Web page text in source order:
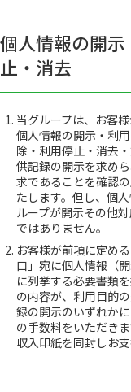
個人情報の開
止・消去
当グループは、お客
個人情報の開示・利
除・利用停止・消去
供記録の開示を求め
求であることを確認
たします。但し、個
ループが開示その他
ではありません。
お客様が前項に定め
口」宛に個人情報（
に列挙する必要書類
の内容が、利用目的
録の開示のいずれか
の手数料をいただき
収入印紙を同封しお支